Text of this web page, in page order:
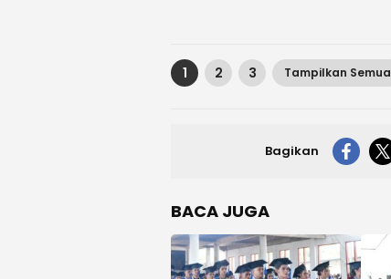
1 2 3 Tampilkan Semua
Bagikan
BACA JUGA